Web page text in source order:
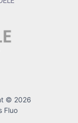
© 2026
Fluo